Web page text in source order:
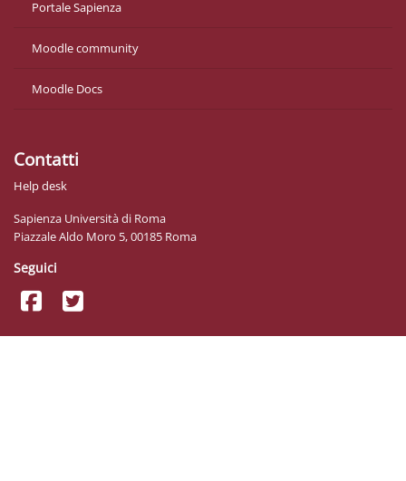
Portale Sapienza
Moodle community
Moodle Docs
Contatti
Help desk
Sapienza Università di Roma
Piazzale Aldo Moro 5, 00185 Roma
Seguici